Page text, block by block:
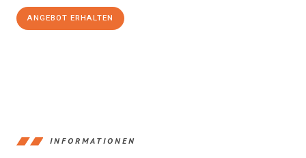
ANGEBOT ERHALTEN
INFORMATIONEN